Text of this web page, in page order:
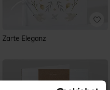
Zarte Eleganz